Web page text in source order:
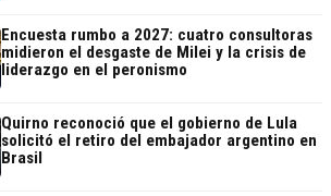
Encuesta rumbo a 2027: cuatro consultoras
midieron el desgaste de Milei y la crisis de
liderazgo en el peronismo
Quirno reconoció que el gobierno de Lula
solicitó el retiro del embajador argentino en
Brasil